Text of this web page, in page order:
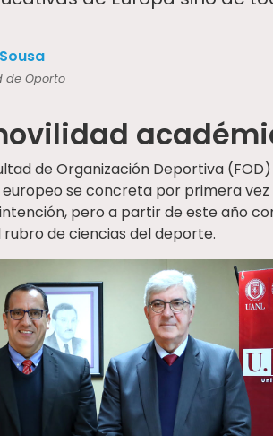
de Oporto
de Organización Deportiva (FOD)
se concreta por primera vez
pero a partir de este año
de ciencias del deporte.